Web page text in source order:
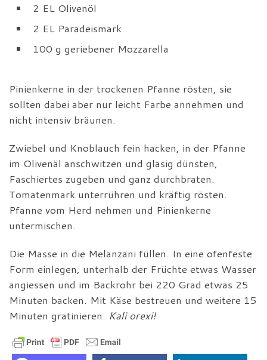
2 EL Olivenöl
2 EL Paradeismark
100 g geriebener Mozzarella
Pinienkerne in der trockenen Pfanne rösten, sie
sollten dabei aber nur leicht Farbe annehmen und
nicht intensiv bräunen.
Zwiebel und Knoblauch fein hacken, in der Pfanne
im Olivenäl anschwitzen und glasig dünsten,
Faschiertes zugeben und ganz durchbraten.
Tomatenmark unterrühren und kräftig rösten.
Pfanne vom Herd nehmen und Pinienkerne
untermischen.
Die Masse in die Melanzani füllen. In eine ofenfeste
Form einlegen, unterhalb der Früchte etwas Wasser
angiessen und im Backrohr bei 220 Grad etwas 25
Minuten backen. Mit Käse bestreuen und weitere 15
Minuten gratinieren. Kali orexi!